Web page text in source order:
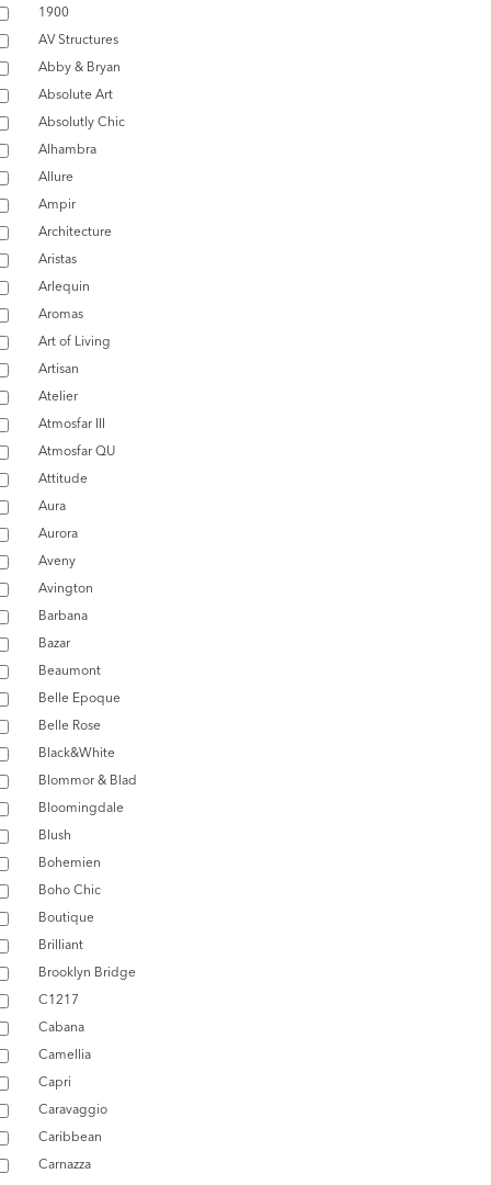
1900
AV Structures
Abby & Bryan
Absolute Art
Absolutly Chic
Alhambra
Allure
Ampir
Architecture
Aristas
Arlequin
Aromas
Art of Living
Artisan
Atelier
Atmosfar III
Atmosfar QU
Attitude
Aura
Aurora
Aveny
Avington
Barbana
Bazar
Beaumont
Belle Epoque
Belle Rose
Black&White
Blommor & Blad
Bloomingdale
Blush
Bohemien
Boho Chic
Boutique
Brilliant
Brooklyn Bridge
C1217
Cabana
Camellia
Capri
Caravaggio
Caribbean
Carnazza